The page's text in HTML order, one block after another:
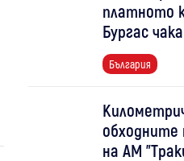
платното
Бургас
България
на АМ